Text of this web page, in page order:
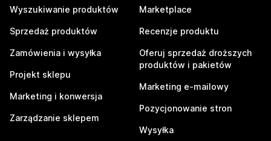
Wyszukiwanie produktów
Sprzedaż produktów
Zamówienia i wysyłka
Projekt sklepu
Marketing i konwersja
Zarządzanie sklepem
Marketplace
Recenzje produktu
Oferuj sprzedaż droższych
produktów i pakietów
Marketing e-mailowy
Pozycjonowanie stron
Wysyłka